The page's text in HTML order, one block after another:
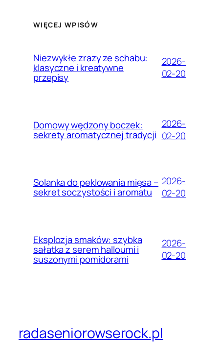
WIĘCEJ WPISÓW
Niezwykłe zrazy ze schabu:
klasyczne i kreatywne
przepisy
2026-
02-20
Domowy wędzony boczek:
sekrety aromatycznej tradycji
2026-
02-20
Solanka do peklowania mięsa –
sekret soczystości i aromatu
2026-
02-20
Eksplozja smaków: szybka
sałatka z serem halloumi i
suszonymi pomidorami
2026-
02-20
radaseniorowserock.pl